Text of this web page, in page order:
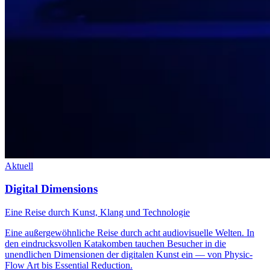
Aktuell
Digital Dimensions
Eine Reise durch Kunst, Klang und Technologie
Eine außergewöhnliche Reise durch acht audiovisuelle Welten. In
den eindrucksvollen Katakomben tauchen Besucher in die
unendlichen Dimensionen der digitalen Kunst ein — von Physic-
Flow Art bis Essential Reduction.